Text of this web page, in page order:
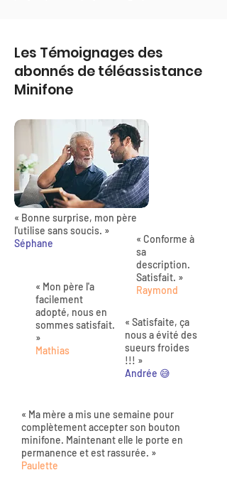
Les Témoignages des
abonnés de téléassistance
Minifone
« Bonne surprise, mon père
l'utilise sans soucis. »
Séphane
« Mon père l'a
facilement
adopté, nous en
sommes satisfait.
»
Mathias
« Conforme à
sa
description.
Satisfait. »
Raymond
« Satisfaite, ça
nous a évité des
sueurs froides
!!! »
Andrée 😅
« Ma mère a mis une semaine pour
complètement accepter son bouton
minifone. Maintenant elle le porte en
permanence et est rassurée. »
Paulette